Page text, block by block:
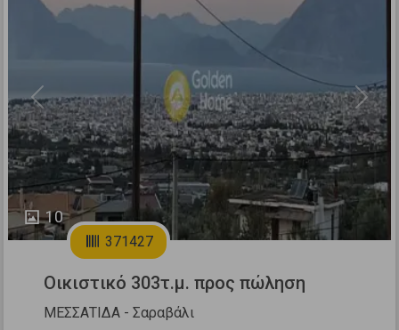
10
Previous Next
371427
Οικιστικό 303τ.μ. προς πώληση
ΜΕΣΣΑΤΙΔΑ - Σαραβάλι